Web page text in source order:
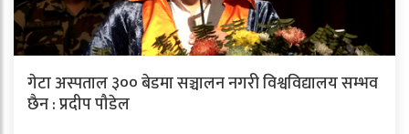
गेटा अस्पताल ३०० बेडमा सञ्चालन नगरी विश्वविद्यालय सम्भव
छैन : प्रदीप पौडेल